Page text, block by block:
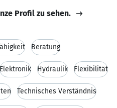
Profil zu sehen.
Beratung
Elektronik Hydraulik Flexibilität
Technisches Verständnis